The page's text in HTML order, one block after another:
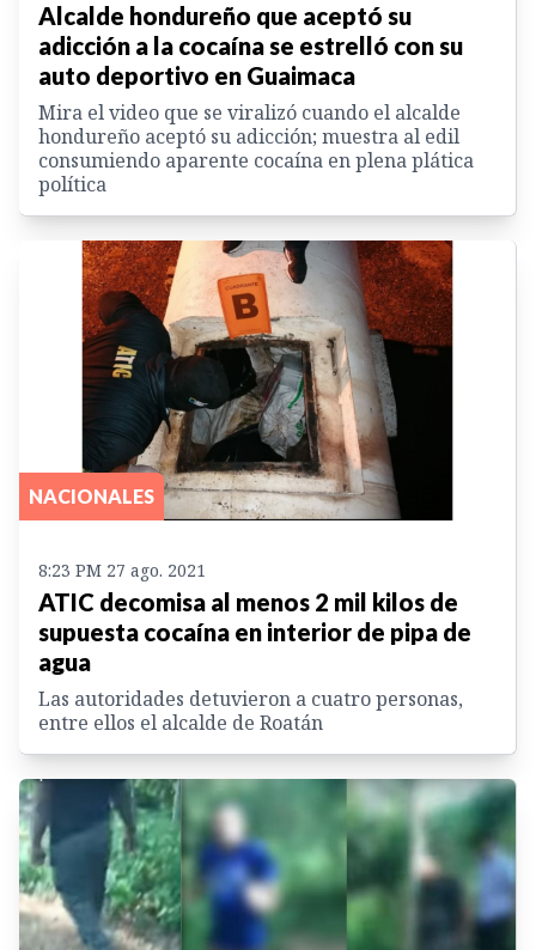
Alcalde hondureño que aceptó su
adicción a la cocaína se estrelló con su
auto deportivo en Guaimaca
Mira el video que se viralizó cuando el alcalde
hondureño aceptó su adicción; muestra al edil
consumiendo aparente cocaína en plena plática
política
NACIONALES
8:23 PM 27 ago. 2021
ATIC decomisa al menos 2 mil kilos de
supuesta cocaína en interior de pipa de
agua
Las autoridades detuvieron a cuatro personas,
entre ellos el alcalde de Roatán